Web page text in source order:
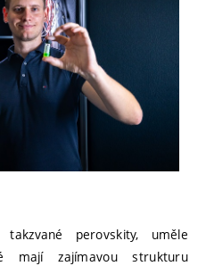
perovskity, uměle
mají zajímavou strukturu